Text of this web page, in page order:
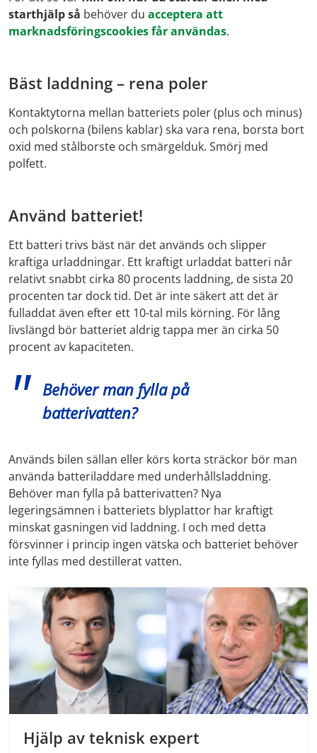
starthjälp så behöver du acceptera att
marknadsföringscookies får användas.
Bäst laddning – rena poler
Kontaktytorna mellan batteriets poler (plus och minus)
och polskorna (bilens kablar) ska vara rena, borsta bort
oxid med stålborste och smärgelduk. Smörj med
polfett.
Använd batteriet!
Ett batteri trivs bäst när det används och slipper
kraftiga urladdningar. Ett kraftigt urladdat batteri når
relativt snabbt cirka 80 procents laddning, de sista 20
procenten tar dock tid. Det är inte säkert att det är
fulladdat även efter ett 10-tal mils körning. För lång
livslängd bör batteriet aldrig tappa mer än cirka 50
procent av kapaciteten.
Behöver man fylla på
batterivatten?
Används bilen sällan eller körs korta sträckor bör man
använda batteriladdare med underhållsladdning.
Behöver man fylla på batterivatten? Nya
legeringsämnen i batteriets blyplattor har kraftigt
minskat gasningen vid laddning. I och med detta
försvinner i princip ingen vätska och batteriet behöver
inte fyllas med destillerat vatten.
Hjälp av teknisk expert